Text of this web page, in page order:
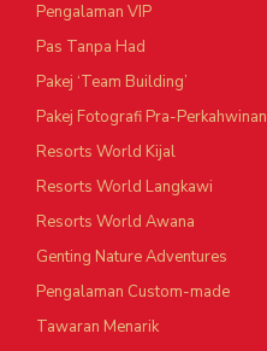
Pengalaman VIP
Pas Tanpa Had
Pakej ‘Team Building’
Pakej Fotografi Pra-Perkahwinan
Resorts World Kijal
Resorts World Langkawi
Resorts World Awana
Genting Nature Adventures
Pengalaman Custom-made
Tawaran Menarik